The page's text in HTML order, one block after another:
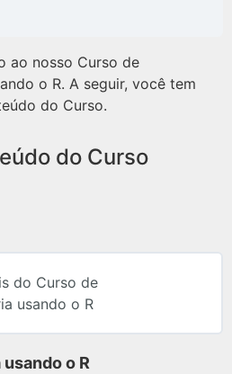
ao nosso Curso de
o R. A seguir, você tem
do Curso.
do Curso
do Curso de
usando o R
o R